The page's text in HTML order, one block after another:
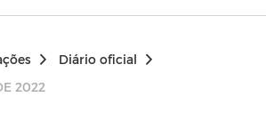
Diário oficial
2022